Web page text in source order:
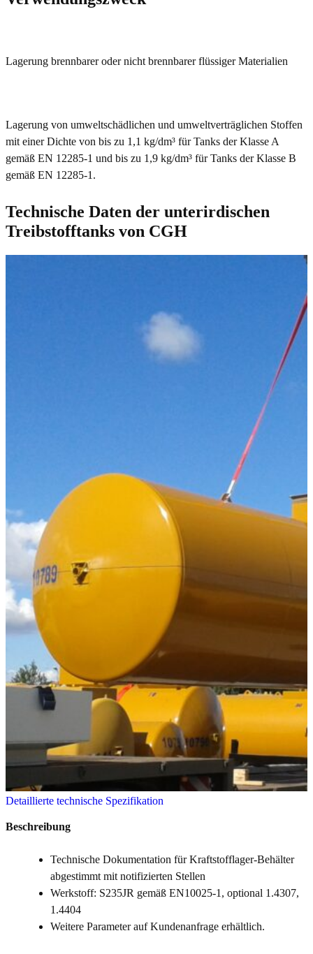
Lagerung brennbarer oder nicht brennbarer flüssiger Materialien
Lagerung von umweltschädlichen und umweltverträglichen Stoffen
mit einer Dichte von bis zu 1,1 kg/dm³ für Tanks der Klasse A
gemäß EN 12285-1 und bis zu 1,9 kg/dm³ für Tanks der Klasse B
gemäß EN 12285-1.
Technische Daten der unterirdischen
Treibstofftanks von CGH
Detaillierte technische Spezifikation
Beschreibung
Technische Dokumentation für Kraftstofflager-Behälter
abgestimmt mit notifizierten Stellen
Werkstoff: S235JR gemäß EN10025-1, optional 1.4307,
1.4404
Weitere Parameter auf Kundenanfrage erhältlich.